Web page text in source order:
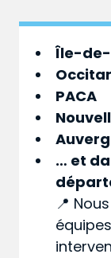
Île-
PACA
… et
📍